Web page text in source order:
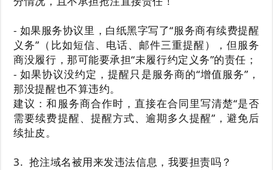
- 如果服务协议里，白纸黑字写了“服务商有续费提醒
义务”（比如短信、电话、邮件三重提醒），但服务
商没履行，那可能要承担“未履行约定义务”的责任；
- 如果协议没约定，提醒只是服务商的“增值服务”，
那没提醒也不算违约。
建议：和服务商合作时，直接在合同里写清楚“是否
需要续费提醒、提醒方式、逾期多久提醒”，避免后
续扯皮。
3. 抢注域名被用来发违法信息，我要担责吗？